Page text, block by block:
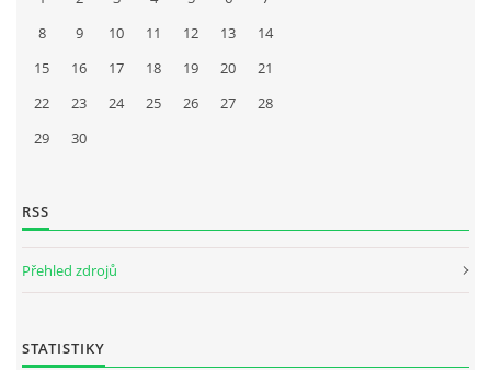
8
9 10 11 12 13
14
15
16 17 18 19 20
21
22
23 24 25 26 27
28
29
30
RSS
Přehled zdrojů
STATISTIKY